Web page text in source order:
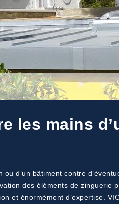
les mains
ou d’un bâtiment contre
des éléments de zinguerie
et énormément d’expertise.